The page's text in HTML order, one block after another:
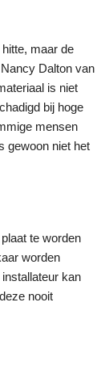
maar de
Dalton van
is niet
bij hoge
mensen
gewoon niet het
te worden
worden
kan
nooit